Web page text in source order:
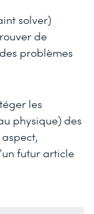
solver)
de
problèmes
les
physique) des
futur article